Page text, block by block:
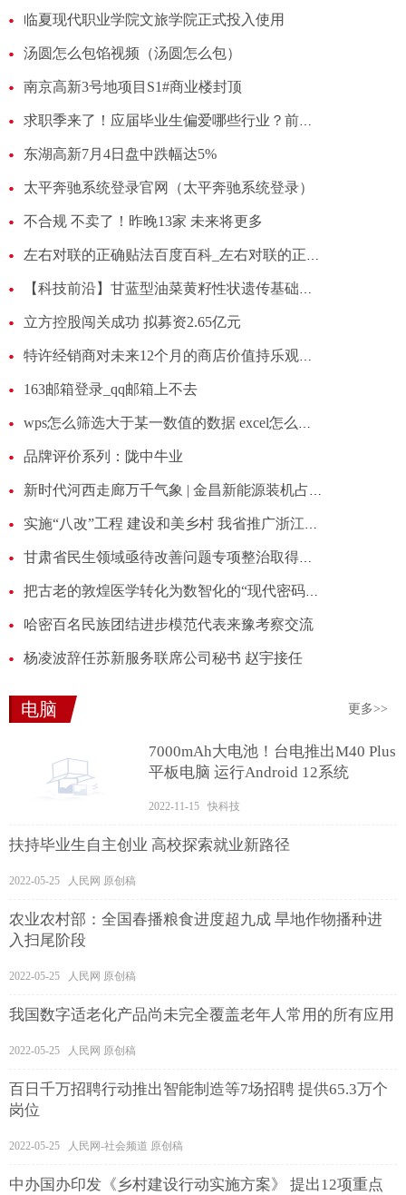
临夏现代职业学院文旅学院正式投入使用
汤圆怎么包馅视频（汤圆怎么包）
南京高新3号地项目S1#商业楼封顶
东湖高新7月4日盘中跌幅达5%
太平奔驰系统登录官网（太平奔驰系统登录）
不合规 不卖了！昨晚13家 未来将更多
立方控股闯关成功 拟募资2.65亿元
163邮箱登录_qq邮箱上不去
品牌评价系列：陇中牛业
哈密百名民族团结进步模范代表来豫考察交流
杨凌波辞任苏新服务联席公司秘书 赵宇接任
电脑 更多>>
7000mAh大电池！台电推出M40 Plus
平板电脑 运行Android 12系统
2022-11-15 快科技
扶持毕业生自主创业 高校探索就业新路径
2022-05-25 人民网 原创稿
农业农村部：全国春播粮食进度超九成 旱地作物播种进
入扫尾阶段
2022-05-25 人民网 原创稿
我国数字适老化产品尚未完全覆盖老年人常用的所有应用
2022-05-25 人民网 原创稿
百日千万招聘行动推出智能制造等7场招聘 提供65.3万个
岗位
2022-05-25 人民网-社会频道 原创稿
中办国办印发《乡村建设行动实施方案》 提出12项重点